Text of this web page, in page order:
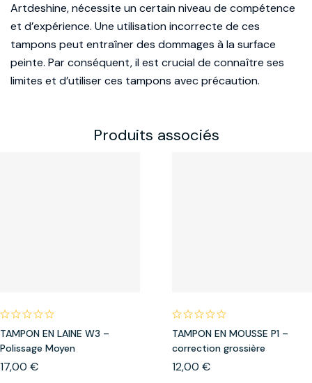
Artdeshine, nécessite un certain niveau de compétence
et d’expérience. Une utilisation incorrecte de ces
tampons peut entraîner des dommages à la surface
peinte. Par conséquent, il est crucial de connaître ses
limites et d’utiliser ces tampons avec précaution.
Produits associés
TAMPON EN LAINE W3 –
Polissage Moyen
17,00 €
TAMPON EN MOUSSE P1 –
correction grossière
12,00 €